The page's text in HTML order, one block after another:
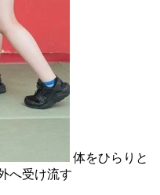
体をひらりと
へ受け流す